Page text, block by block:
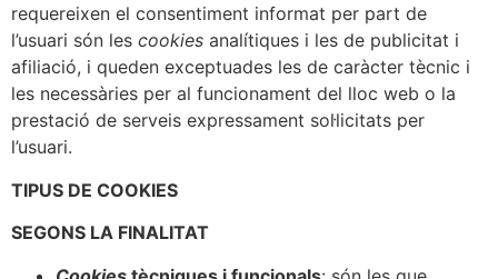
requereixen el consentiment informat per part de
l’usuari són les cookies analítiques i les de publicitat i
afiliació, i queden exceptuades les de caràcter tècnic i
les necessàries per al funcionament del lloc web o la
prestació de serveis expressament sol·licitats per
l’usuari.
TIPUS DE COOKIES
SEGONS LA FINALITAT